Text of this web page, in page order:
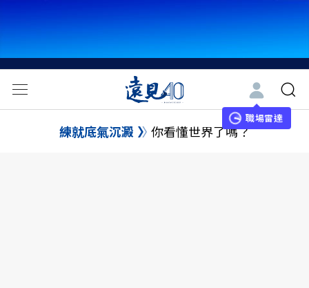
職場雷達
練就底氣沉澱 你看懂世界了嗎？